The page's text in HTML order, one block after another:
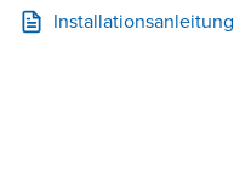
Installationsanleitung